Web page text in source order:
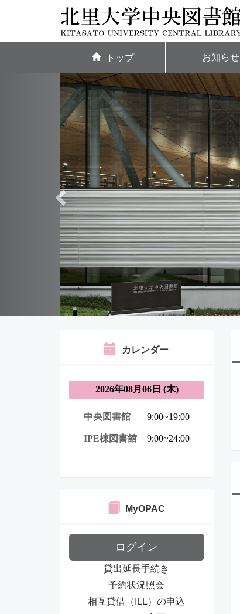
トップ お知らせ
P
e
i
o
u
s
カレンダー
MyOPAC
ログイン
貸出延長手続き
予約状況照会
相互貸借（ILL）の申込